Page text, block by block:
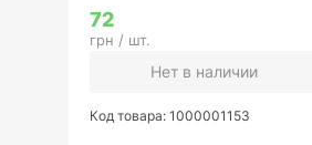
72
грн / шт.
Нет в наличии
Код товара: 1000001153